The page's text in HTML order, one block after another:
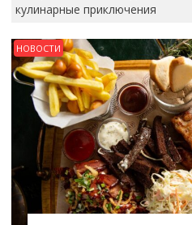
кулинарные приключения
НОВОСТИ